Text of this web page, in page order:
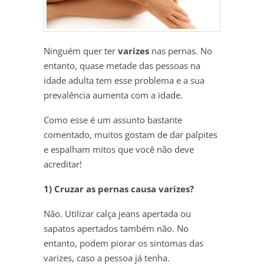
Ninguém quer ter varizes nas pernas. No
entanto, quase metade das pessoas na
idade adulta tem esse problema e a sua
prevalência aumenta com a idade.
Como esse é um assunto bastante
comentado, muitos gostam de dar palpites
e espalham mitos que você não deve
acreditar!
1) Cruzar as pernas causa varizes?
Não. Utilizar calça jeans apertada ou
sapatos apertados também não. No
entanto, podem piorar os sintomas das
varizes, caso a pessoa já tenha.